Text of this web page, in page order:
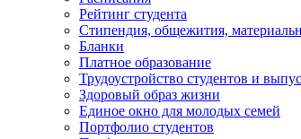
Рейтинг студента
Стипендия, общежития,
Бланки
Платное образование
Трудоустройство студентов и
Здоровый образ жизни
Единое окно для молодых семей
Портфолио студентов